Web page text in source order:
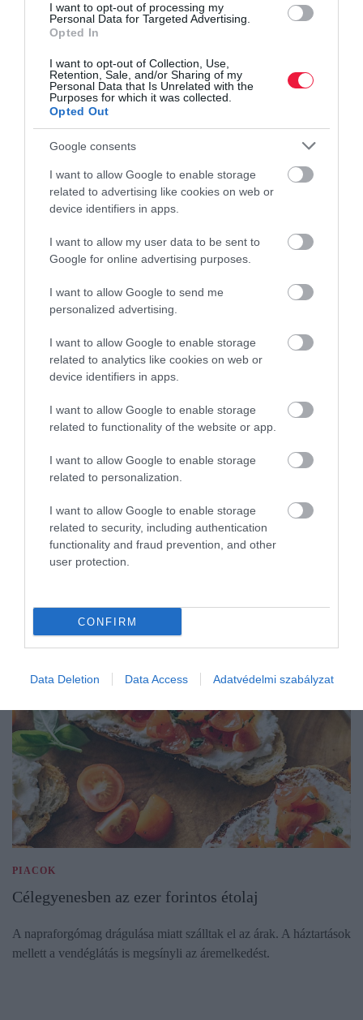
I want to opt-out of processing my
Personal Data for Targeted Advertising.
Opted In
I want to opt-out of Collection, Use,
Retention, Sale, and/or Sharing of my
Personal Data that Is Unrelated with the
Purposes for which it was collected.
Opted Out
Google consents
I want to allow Google to enable storage
related to advertising like cookies on web or
device identifiers in apps.
I want to allow my user data to be sent to
Google for online advertising purposes.
I want to allow Google to send me
personalized advertising.
I want to allow Google to enable storage
related to analytics like cookies on web or
device identifiers in apps.
I want to allow Google to enable storage
related to functionality of the website or app.
I want to allow Google to enable storage
related to personalization.
I want to allow Google to enable storage
related to security, including authentication
functionality and fraud prevention, and other
user protection.
CONFIRM
Data Deletion Data Access Adatvédelmi szabályzat
Az októberi szinten befagyasztja hat élelmiszer
A kormány döntéséről a miniszterelnök adott rövid tájékoztatást a
közösségi oldalán.
PIACOK
Célegyenesben az ezer forintos étolaj
A napraforgómag drágulása miatt szálltak el az árak. A háztartások
mellett a vendéglátás is megsínyli az áremelkedést.